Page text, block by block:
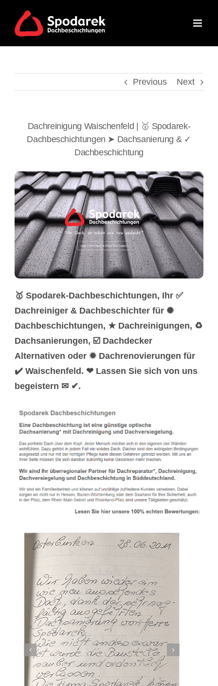
content
Previous Next
Dachreinigung Waischenfeld | 🥇 Spodarek-
Dachbeschichtungen ➤ Dachsanierung & ✓
Dachbeschichtung
🥇 Spodarek-Dachbeschichtungen, Ihr ✅
Dachreiniger & Dachbeschichter für ✺
Dachbeschichtungen, ★ Dachreinigungen, ♻
Dachsanierungen, ☑️ Dachdecker
Alternativen oder ✹ Dachrenovierungen für
✔️ Waischenfeld. ❤ Lassen Sie sich von uns
begeistern ✉ ✔.